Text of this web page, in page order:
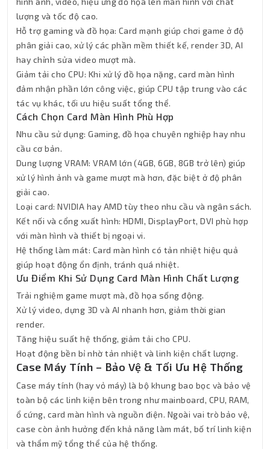
lượng và tốc độ cao.
Hỗ trợ gaming và đồ họa: Card mạnh giúp chơi game ở độ
phân giải cao, xử lý các phần mềm thiết kế, render 3D, AI
hay chỉnh sửa video mượt mà.
Giảm tải cho CPU: Khi xử lý đồ họa nặng, card màn hình
đảm nhận phần lớn công việc, giúp CPU tập trung vào các
tác vụ khác, tối ưu hiệu suất tổng thể.
Cách Chọn Card Màn Hình Phù Hợp
Nhu cầu sử dụng: Gaming, đồ họa chuyên nghiệp hay nhu
cầu cơ bản.
Dung lượng VRAM: VRAM lớn (4GB, 6GB, 8GB trở lên) giúp
xử lý hình ảnh và game mượt mà hơn, đặc biệt ở độ phân
giải cao.
Loại card: NVIDIA hay AMD tùy theo nhu cầu và ngân sách.
Kết nối và cổng xuất hình: HDMI, DisplayPort, DVI phù hợp
với màn hình và thiết bị ngoại vi.
Hệ thống làm mát: Card màn hình có tản nhiệt hiệu quả
giúp hoạt động ổn định, tránh quá nhiệt.
Ưu Điểm Khi Sử Dụng Card Màn Hình Chất Lượng
Trải nghiệm game mượt mà, đồ họa sống động.
Xử lý video, dựng 3D và AI nhanh hơn, giảm thời gian
render.
Tăng hiệu suất hệ thống, giảm tải cho CPU.
Hoạt động bền bỉ nhờ tản nhiệt và linh kiện chất lượng.
Case Máy Tính – Bảo Vệ & Tối Ưu Hệ Thống
Case máy tính (hay vỏ máy) là bộ khung bao bọc và bảo vệ
toàn bộ các linh kiện bên trong như mainboard, CPU, RAM,
ổ cứng, card màn hình và nguồn điện. Ngoài vai trò bảo vệ,
case còn ảnh hưởng đến khả năng làm mát, bố trí linh kiện
và thẩm mỹ tổng thể của hệ thống.